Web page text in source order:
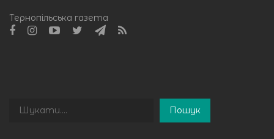
Тернопільська газета
Пошук
Пошук